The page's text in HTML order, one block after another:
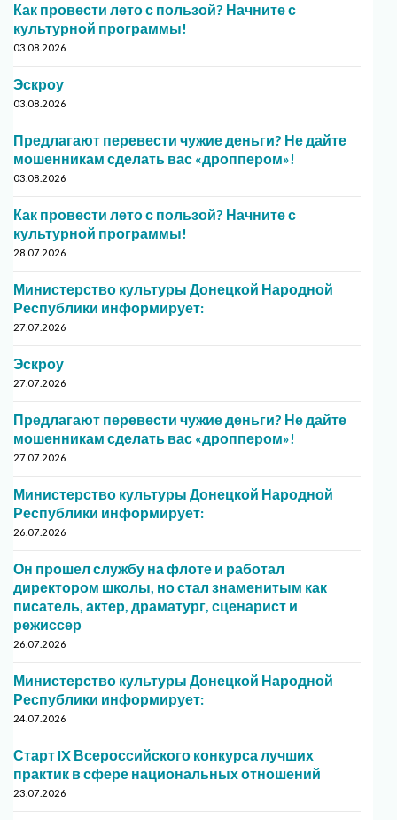
Как провести лето с пользой? Начните с
культурной программы!
03.08.2026
Эскроу
03.08.2026
Предлагают перевести чужие деньги? Не дайте
мошенникам сделать вас «дроппером»!
03.08.2026
Как провести лето с пользой? Начните с
культурной программы!
28.07.2026
Министерство культуры Донецкой Народной
Республики информирует:
27.07.2026
Эскроу
27.07.2026
Предлагают перевести чужие деньги? Не дайте
мошенникам сделать вас «дроппером»!
27.07.2026
Министерство культуры Донецкой Народной
Республики информирует:
26.07.2026
Он прошел службу на флоте и работал
директором школы, но стал знаменитым как
писатель, актер, драматург, сценарист и
режиссер
26.07.2026
Министерство культуры Донецкой Народной
Республики информирует:
24.07.2026
Старт IX Всероссийского конкурса лучших
практик в сфере национальных отношений
23.07.2026